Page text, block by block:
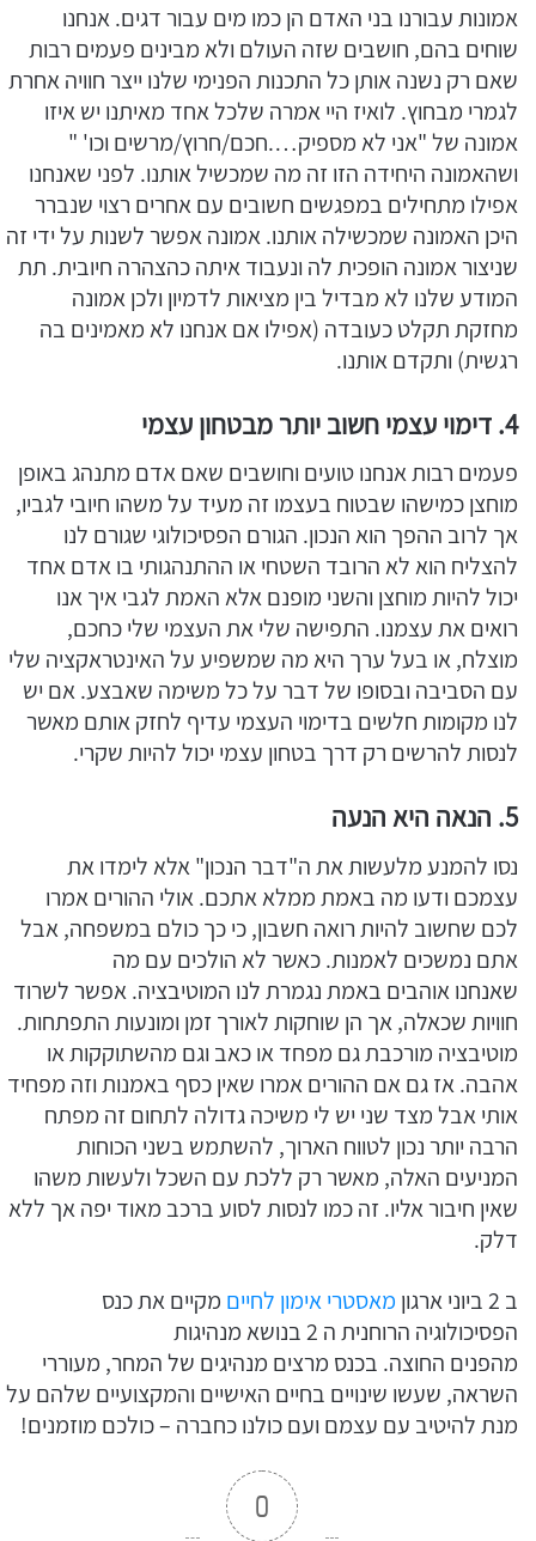
אמונות עבורנו בני האדם הן כמו מים עבור דגים. אנחנו
שוחים בהם, חושבים שזה העולם ולא מבינים פעמים רבות
שאם רק נשנה אותן כל התכנות הפנימי שלנו ייצר חוויה אחרת
לגמרי מבחוץ. לואיז היי אמרה שלכל אחד מאיתנו יש איזו
אמונה של "אני לא מספיק….חכם/חרוץ/מרשים וכו' "
ושהאמונה היחידה הזו זה מה שמכשיל אותנו. לפני שאנחנו
אפילו מתחילים במפגשים חשובים עם אחרים רצוי שנברר
היכן האמונה שמכשילה אותנו. אמונה אפשר לשנות על ידי זה
שניצור אמונה הופכית לה ונעבוד איתה כהצהרה חיובית. תת
המודע שלנו לא מבדיל בין מציאות לדמיון ולכן אמונה
מחזקת תקלט כעובדה (אפילו אם אנחנו לא מאמינים בה
רגשית) ותקדם אותנו.
4. דימוי עצמי חשוב יותר מבטחון עצמי
פעמים רבות אנחנו טועים וחושבים שאם אדם מתנהג באופן
מוחצן כמישהו שבטוח בעצמו זה מעיד על משהו חיובי לגביו,
אך לרוב ההפך הוא הנכון. הגורם הפסיכולוגי שגורם לנו
להצליח הוא לא הרובד השטחי או ההתנהגותי בו אדם אחד
יכול להיות מוחצן והשני מופנם אלא האמת לגבי איך אנו
רואים את עצמנו. התפישה שלי את העצמי שלי כחכם,
מוצלח, או בעל ערך היא מה שמשפיע על האינטראקציה שלי
עם הסביבה ובסופו של דבר על כל משימה שאבצע. אם יש
לנו מקומות חלשים בדימוי העצמי עדיף לחזק אותם מאשר
לנסות להרשים רק דרך בטחון עצמי יכול להיות שקרי.
5. הנאה היא הנעה
נסו להמנע מלעשות את ה"דבר הנכון" אלא לימדו את
עצמכם ודעו מה באמת ממלא אתכם. אולי ההורים אמרו
לכם שחשוב להיות רואה חשבון, כי כך כולם במשפחה, אבל
אתם נמשכים לאמנות. כאשר לא הולכים עם מה
שאנחנו אוהבים באמת נגמרת לנו המוטיבציה. אפשר לשרוד
חוויות שכאלה, אך הן שוחקות לאורך זמן ומונעות התפתחות.
מוטיבציה מורכבת גם מפחד או כאב וגם מהשתוקקות או
אהבה. אז גם אם ההורים אמרו שאין כסף באמנות וזה מפחיד
אותי אבל מצד שני יש לי משיכה גדולה לתחום זה מפתח
הרבה יותר נכון לטווח הארוך, להשתמש בשני הכוחות
המניעים האלה, מאשר רק ללכת עם השכל ולעשות משהו
שאין חיבור אליו. זה כמו לנסות לסוע ברכב מאוד יפה אך ללא
דלק.
ב 2 ביוני ארגון
מאסטרי אימון לחיים מקיים את כנס
הפסיכולוגיה הרוחנית ה 2 בנושא מנהיגות
מהפנים החוצה. בכנס מרצים מנהיגים של המחר, מעוררי
השראה, שעשו שינויים בחיים האישיים והמקצועיים שלהם על
מנת להיטיב עם עצמם ועם כולנו כחברה – כולכם מוזמנים!
0